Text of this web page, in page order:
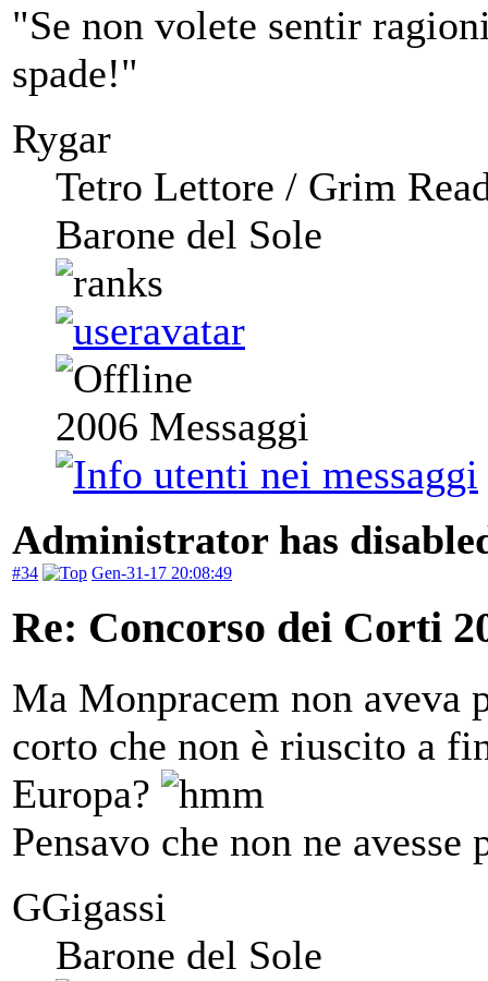
"Se non volete sentir
spade!"
Rygar
Tetro Lettore / Grim
Barone del Sole
2006 Messaggi
Administrator has
#34 Gen-31-17 20:08:49
Re: Concorso dei Corti
Ma Monpracem non aveva
corto che non è riuscito a
Europa?
Pensavo che non ne avesse
GGigassi
Barone del Sole